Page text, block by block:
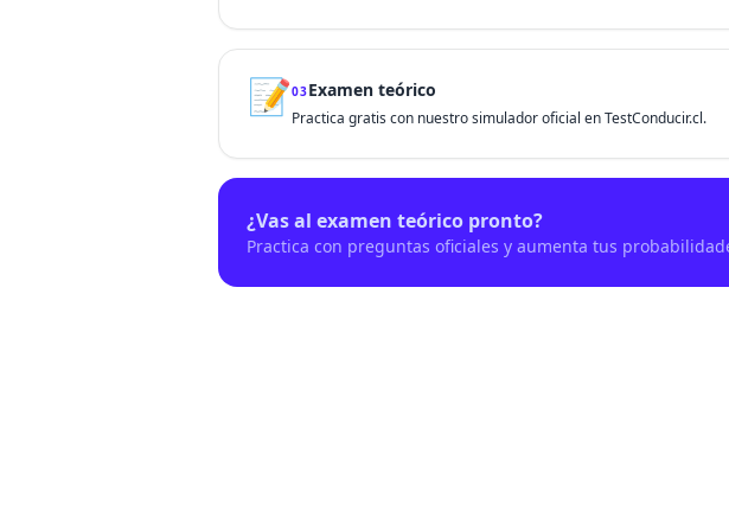
📝03Examen teórico
Practica gratis con nuestro simulador oficial en TestConducir.cl.
¿Vas al examen teórico pronto?
Practica con preguntas oficiales y aumenta tus